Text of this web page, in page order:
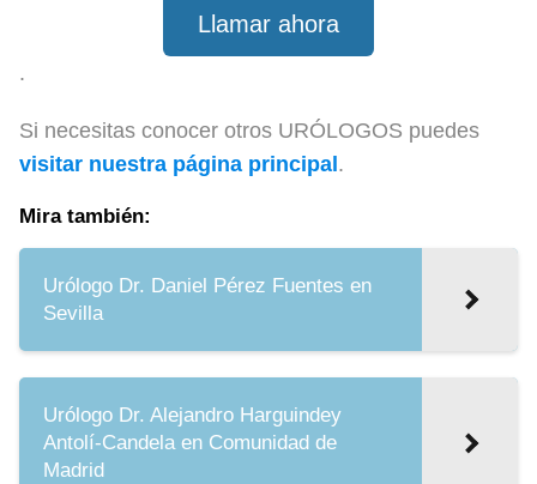
Llamar ahora
.
Si necesitas conocer otros URÓLOGOS puedes
visitar nuestra página principal .
Mira también:
Urólogo Dr. Daniel Pérez Fuentes en
Sevilla
Urólogo Dr. Alejandro Harguindey
Antolí-Candela en Comunidad de
Madrid